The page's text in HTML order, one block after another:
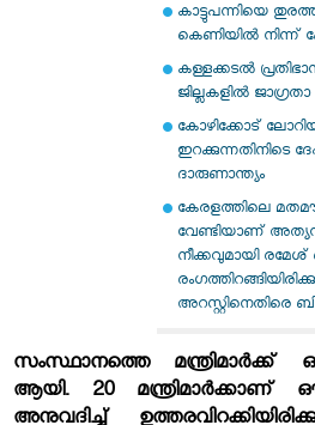
കാട്ടുപന്നിയെ
കെണിയിൽ നിന്ന്
കള്ളക്കടൽ
ജില്ലകളിൽ ജാഗ്രതാ
കോഴിക്കോട്
ഇറക്കുന്നതിനിടെ
ദാരുണാന്ത്യം
കേരളത്തിലെ
വേണ്ടിയാണ്
നീക്കവുമായി
അറസ്റ്റിനെതിരെ
സംസ്ഥാനത്തെ മന്ത്രിമാര്‍ക്ക്
ആയി. 20 മന്ത്രിമാര്‍ക്കാണ്